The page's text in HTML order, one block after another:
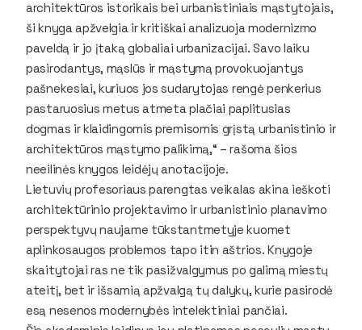
architektūros istorikais bei urbanistiniais mąstytojais,
ši knyga apžvelgia ir kritiškai analizuoja modernizmo
paveldą ir jo įtaką globaliai urbanizacijai. Savo laiku
pasirodantys, mąslūs ir mąstymą provokuojantys
pašnekesiai, kuriuos jos sudarytojas rengė penkerius
pastaruosius metus atmeta plačiai paplitusias
dogmas ir klaidingomis premisomis grįstą urbanistinio ir
architektūros mąstymo palikimą,“ – rašoma šios
neeilinės knygos leidėjų anotacijoje.
Lietuvių profesoriaus parengtas veikalas akina ieškoti
architektūrinio projektavimo ir urbanistinio planavimo
perspektyvų naujame tūkstantmetyje kuomet
aplinkosaugos problemos tapo itin aštrios. Knygoje
skaitytojai ras ne tik pasižvalgymus po galimą miestų
ateitį, bet ir išsamią apžvalgą tų dalykų, kurie pasirodė
esą nesenos modernybės intelektiniai pančiai.